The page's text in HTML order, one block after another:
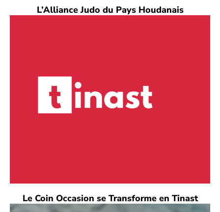
L’Alliance Judo du Pays Houdanais
Le Coin Occasion se Transforme en Tinast